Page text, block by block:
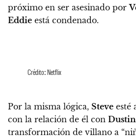
próximo en ser asesinado por
Eddie está condenado.
Crédito: Netflix
Por la misma lógica, Steve esté
con la relación de él con Dustin
transformación de villano a